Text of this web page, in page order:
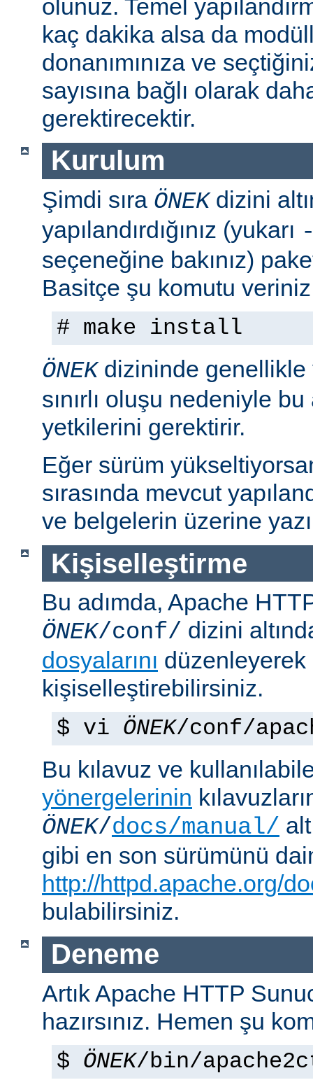
olunuz. Temel
kaç dakika alsa da
donanımınıza ve
sayısına bağlı olarak
gerektirecektir.
Kurulum
Şimdi sıra ÖNEKdizini
yapılandırdığınız (yukarı
seçeneğine bakınız)
Basitçe şu komutu
# make install
ÖNEKdizininde genellikle
sınırlı oluşu nedeniyle
yetkilerini gerektirir.
Eğer sürüm
sırasında mevcut
ve belgelerin üzerine
Kişiselleştirme
Bu adımda, Apache
ÖNEK/conf/ dizini
dosyalarını düzenleyerek
kişiselleştirebilirsiniz.
$ vi ÖNEK/conf/
Bu kılavuz ve
yönergelerinin
ÖNEK/docs/manual/
gibi en son sürümünü
http://httpd.apache.org/
bulabilirsiniz.
Deneme
Artık Apache HTTP
hazırsınız. Hemen şu
$ ÖNEK/bin/